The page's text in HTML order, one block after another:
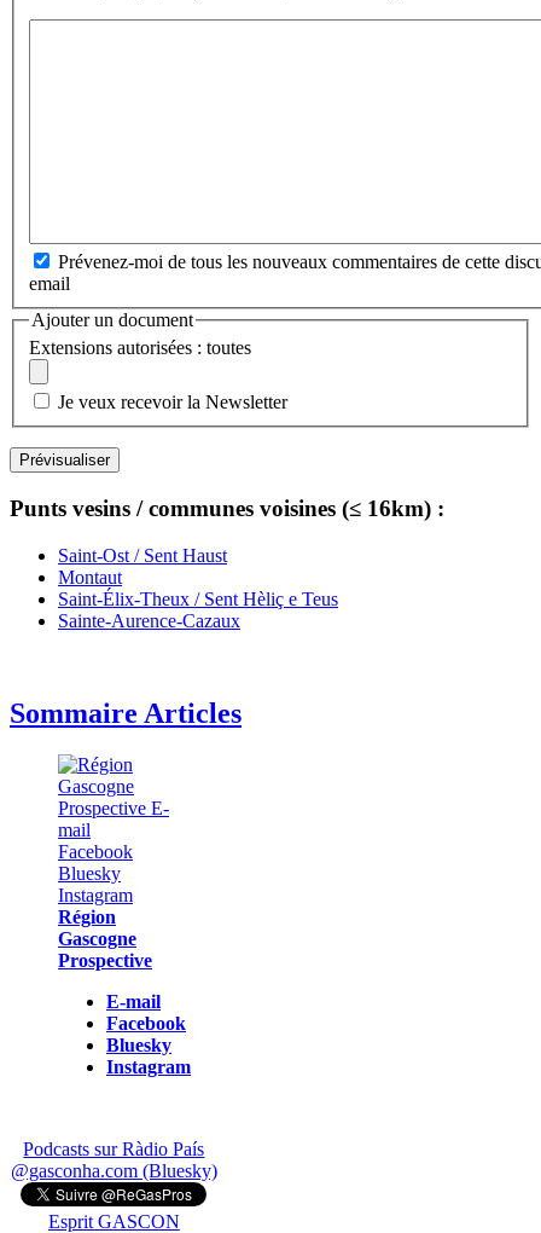
Prévenez-moi de tous les nouveaux commentaires de cette
email
Ajouter un document
Extensions autorisées : toutes
Je veux recevoir la Newsletter
Punts vesins / communes voisines (≤ 16km) :
Saint-Ost / Sent Haust
Montaut
Saint-Élix-Theux / Sent Hèliç e Teus
Sainte-Aurence-Cazaux
Sommaire Articles
Région
Gascogne
Prospective
E-mail
Facebook
Bluesky
Instagram
Podcasts sur Ràdio País
@gasconha.com (Bluesky)
Esprit GASCON